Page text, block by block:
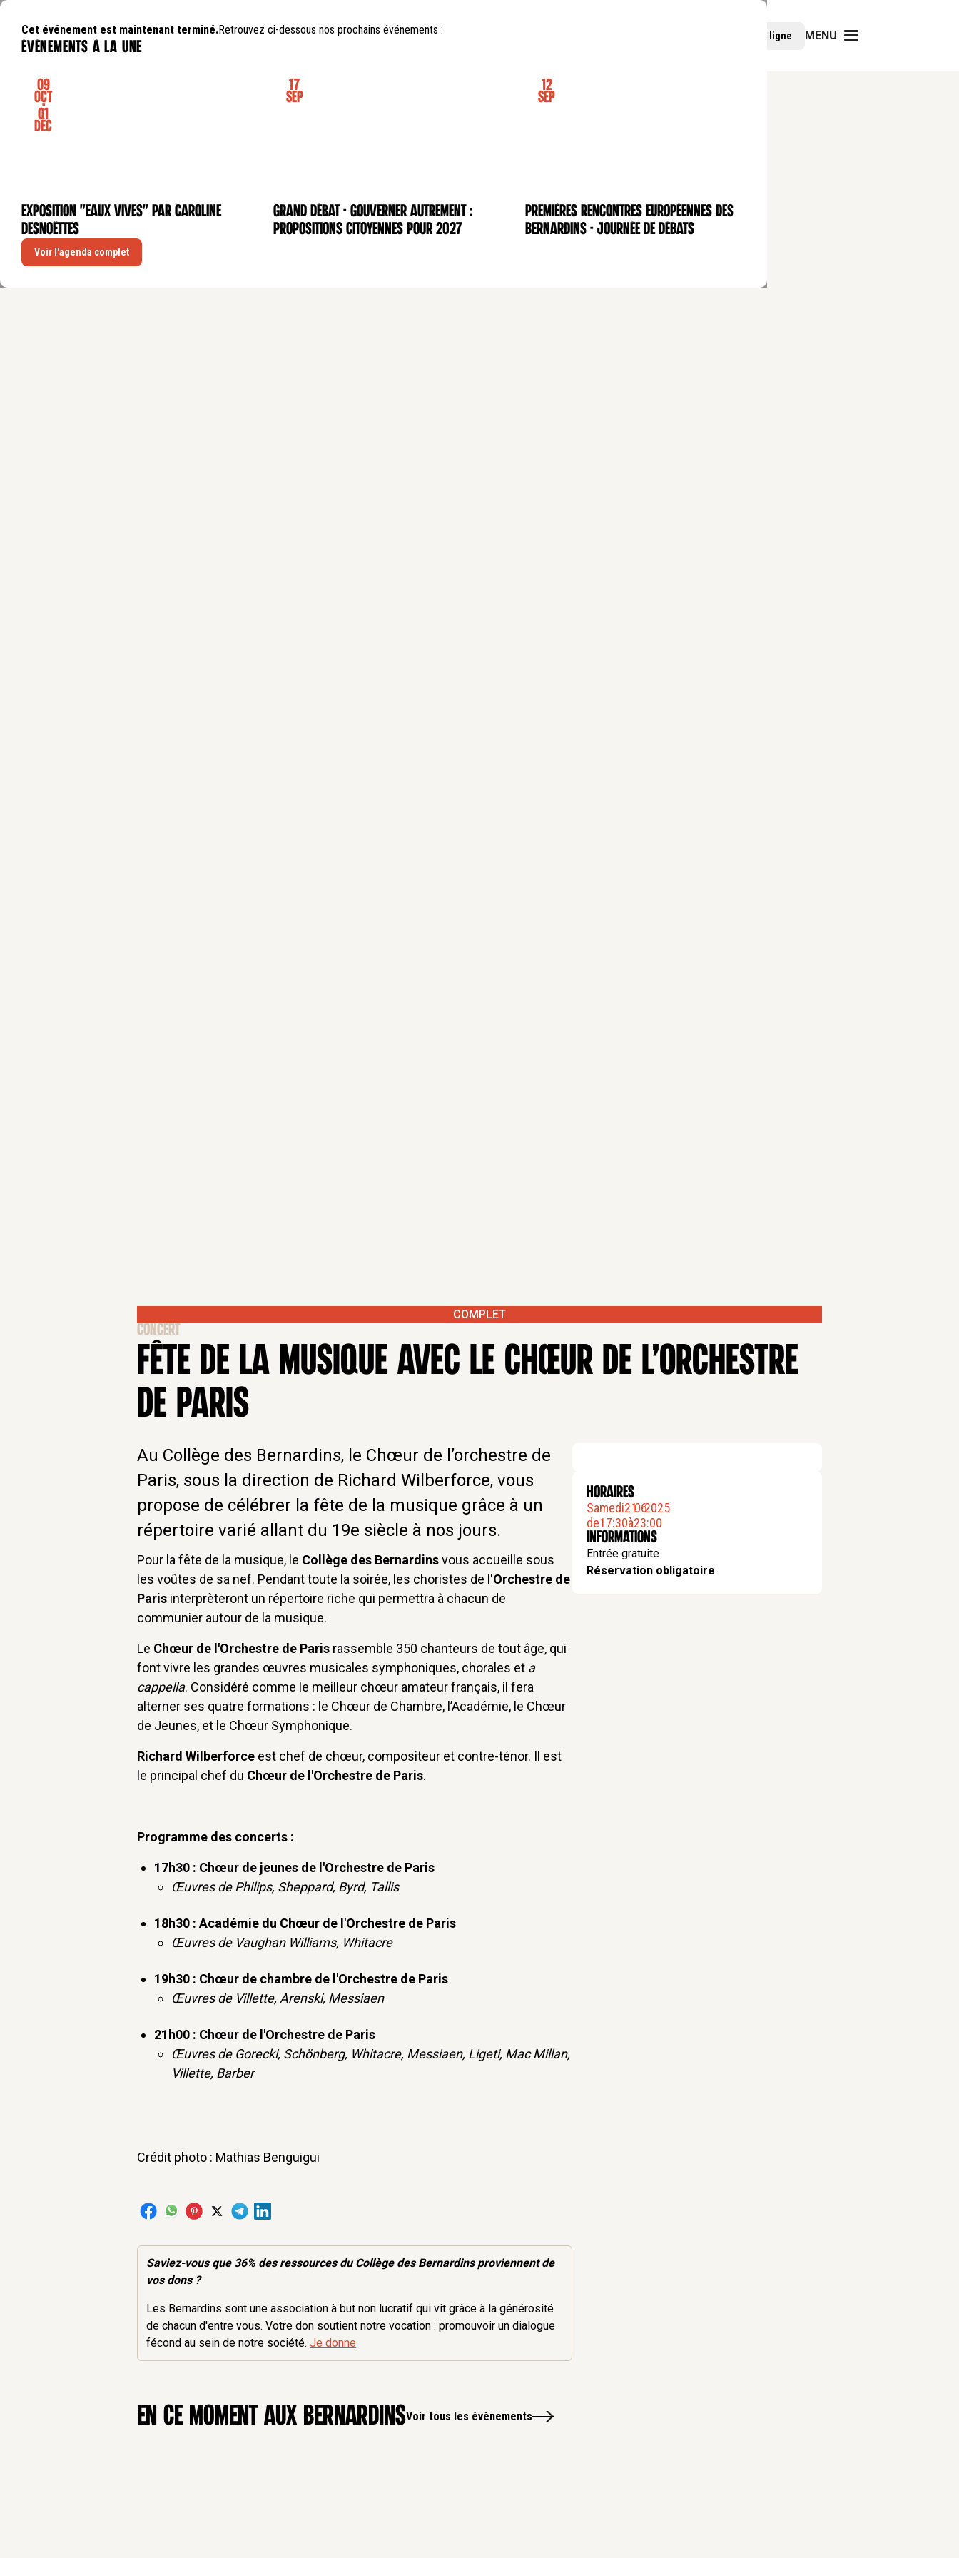
Cours en ligne MENU
Cet événement est maintenant terminé.Retrouvez ci-dessous nos prochains événements :
événements à la une
EXPOSITION
09
Oct
-
01
Déc
Exposition "Eaux Vives" par Caroline
Desnoëttes
CONFÉRENCE
17
Sep
GRAND DÉBAT - Gouverner autrement :
propositions citoyennes pour 2027
CONFÉRENCE
12
Sep
Premières rencontres européennes des
Bernardins - Journée de débats
Voir l'agenda complet
COMPLET
CONCERT
FÊTE DE LA MUSIQUE AVEC LE CHŒUR DE L’ORCHESTRE
DE PARIS
Au Collège des Bernardins, le Chœur de l’orchestre de
Paris, sous la direction de Richard Wilberforce, vous
propose de célébrer la fête de la musique grâce à un
répertoire varié allant du 19e siècle à nos jours.
Pour la fête de la musique, le Collège des Bernardinsvous accueille sous
les voûtes de sa nef. Pendant toute la soirée, les choristes de l'Orchestre de
Paris interprèteront un répertoire riche qui permettra à chacun de
communier autour de la musique.
Le Chœur de l'Orchestre de Paris rassemble 350 chanteurs de tout âge, qui
font vivre les grandes œuvres musicales symphoniques, chorales et a
cappella. Considéré comme le meilleur chœur amateur français, il fera
alterner ses quatre formations : le Chœur de Chambre, l’Académie, le Chœur
de Jeunes, et le Chœur Symphonique.
Richard Wilberforce est chef de chœur, compositeur et contre-ténor. Il est
le principal chef du Chœur de l'Orchestre de Paris.
Programme des concerts :
17h30 : Chœur de jeunes de l'Orchestre de Paris
Œuvres de Philips, Sheppard, Byrd, Tallis
18h30 : Académie du Chœur de l'Orchestre de Paris
Œuvres de Vaughan Williams, Whitacre
19h30 : Chœur de chambre de l'Orchestre de Paris
Œuvres de Villette, Arenski, Messiaen
21h00 : Chœur de l'Orchestre de Paris
Œuvres de Gorecki, Schönberg, Whitacre, Messiaen, Ligeti, Mac Millan,
Villette, Barber
Crédit photo : Mathias Benguigui
Saviez-vous que 36% desressourcesdu Collège des Bernardins proviennent de
vos dons ?
Les Bernardins sont une association à but non lucratif qui vit grâce à la générosité
de chacun d'entre vous. Votre don soutient notre vocation : promouvoir un dialogue
fécond au sein de notre société.Je donne
HORAIRES
Samedi21.06.2025
de17:30à23:00
Informations
Entrée gratuite
Réservation obligatoire
en ce moment aux BernardinsVoir tous les évènements